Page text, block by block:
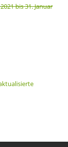
bis 31. Januar